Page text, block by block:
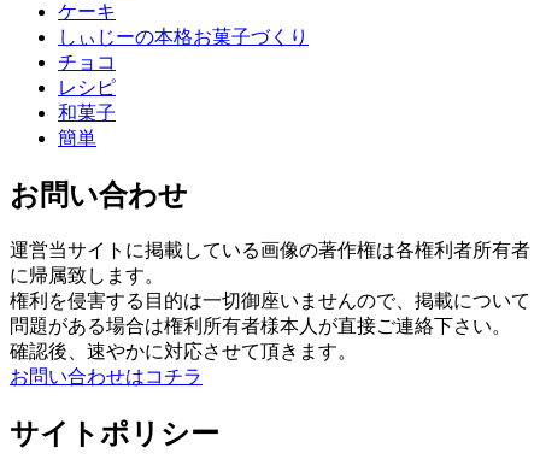
ケーキ
しぃじーの本格お菓子づくり
チョコ
レシピ
和菓子
簡単
お問い合わせ
運営当サイトに掲載している画像の著作権は各権利者所有者
に帰属致します。
権利を侵害する目的は一切御座いませんので、掲載について
問題がある場合は権利所有者様本人が直接ご連絡下さい。
確認後、速やかに対応させて頂きます。
お問い合わせはコチラ
サイトポリシー